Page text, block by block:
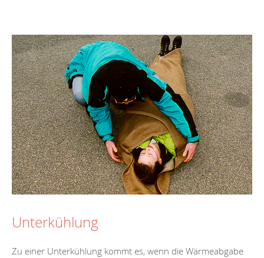
Unterkühlung
Zu einer Unterkühlung kommt es, wenn die Wärmeabgabe